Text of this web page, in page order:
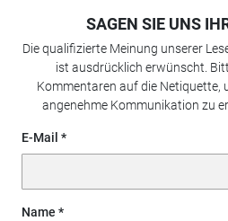
SAGEN SIE UNS
Die qualifizierte Meinung unserer
ist ausdrücklich erwünscht.
Kommentaren auf die Netiquette,
angenehme Kommunikation zu
E-Mail
Name